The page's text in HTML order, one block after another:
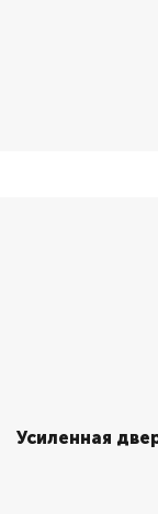
Усиленная